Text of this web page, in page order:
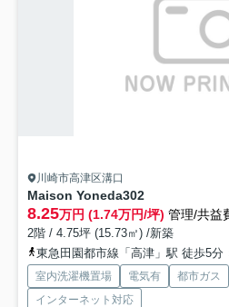
川崎市高津区溝口
Maison Yoneda302
8.25万円 (1.74万円/坪) 管理/共益
2階 / 4.75坪 (15.73㎡) /新築
東急田園都市線「高津」駅 徒歩5分
室内洗濯機置場 電気有 都市ガス
インターネット対応